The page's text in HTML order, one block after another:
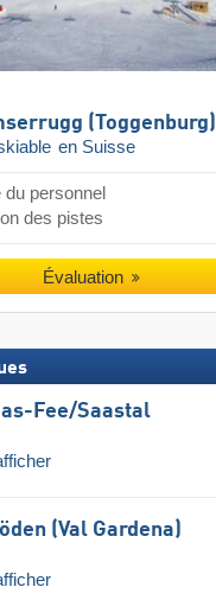
(Toggenburg)
en Suisse
personnel
des pistes
Évaluation
Fee/​Saastal
(Val Gardena)